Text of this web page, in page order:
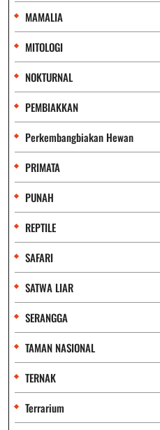
MAMALIA
MITOLOGI
NOKTURNAL
PEMBIAKKAN
Perkembangbiakan Hewan
PRIMATA
PUNAH
REPTILE
SAFARI
SATWA LIAR
SERANGGA
TAMAN NASIONAL
TERNAK
Terrarium